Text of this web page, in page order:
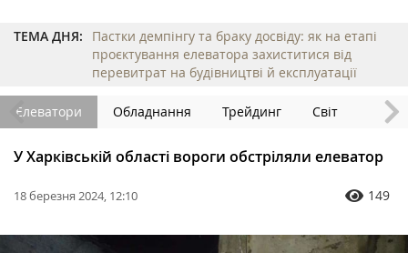
ТЕМА ДНЯ:
Пастки демпінгу та браку досвіду: як на етапі
проєктування елеватора захиститися від
перевитрат на будівництві й експлуатації
Елеватори Обладнання Трейдинг Світ
У Харківській області вороги обстріляли елеватор
18 березня 2024, 12:10 149